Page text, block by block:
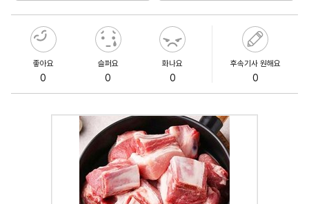
좋아요
0
슬퍼요
0
화나요
0
후속기사 원해요
0